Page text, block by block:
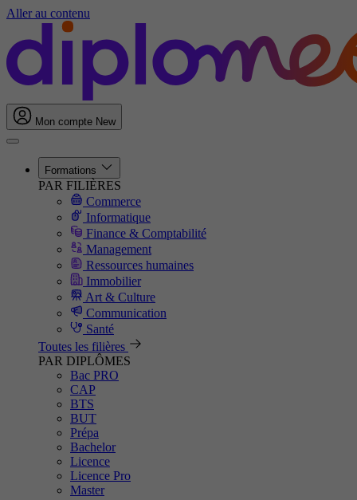
Aller au contenu
Mon compte New
Formations
PAR FILIÈRES
Commerce
Informatique
Finance & Comptabilité
Management
Ressources humaines
Immobilier
Art & Culture
Communication
Santé
Toutes les filières
PAR DIPLÔMES
Bac PRO
CAP
BTS
BUT
Prépa
Bachelor
Licence
Licence Pro
Master